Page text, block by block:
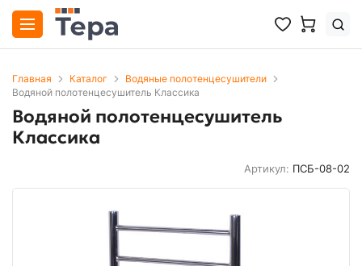
Главная Каталог
Водяные полотенцесушители
Водяной полотенцесушитель Классика
Водяной полотенцесушитель
Классика
Артикул: ПСБ-08-02